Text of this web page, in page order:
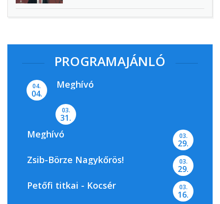
PROGRAMAJÁNLÓ
04.
04.
Meghívó
03.
31.
Meghívó 03.
29.
Zsib-Börze Nagykőrös! 03.
29.
Petőfi titkai - Kocsér 03.
16.